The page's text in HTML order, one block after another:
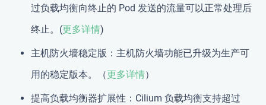
过负载均衡向终止的 Pod 发送的流量可以正常处理后
终止。(更多详情)
主机防火墙稳定版 ：主机防火墙功能已升级为生产可
用的稳定版本。（更多详情）
提高负载均衡器扩展性 ：Cilium 负载均衡支持超过